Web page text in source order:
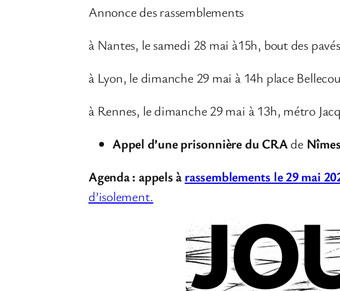
Annonce des rassemblements
à Nantes, le samedi 28 mai à15h, bout des
à Lyon, le dimanche 29 mai à 14h place
à Rennes, le dimanche 29 mai à 13h, métro
Appel d’une prisonnièredu CRAde Nîmes
Agenda : appels à rassemblements le 29 mai
d’isolement.